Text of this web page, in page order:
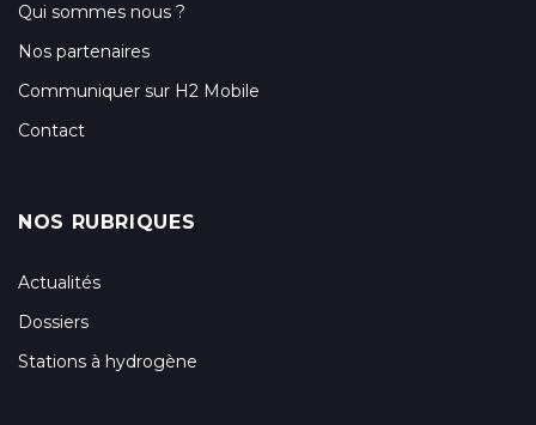
Qui sommes nous ?
Nos partenaires
Communiquer sur H2 Mobile
Contact
NOS RUBRIQUES
Actualités
Dossiers
Stations à hydrogène